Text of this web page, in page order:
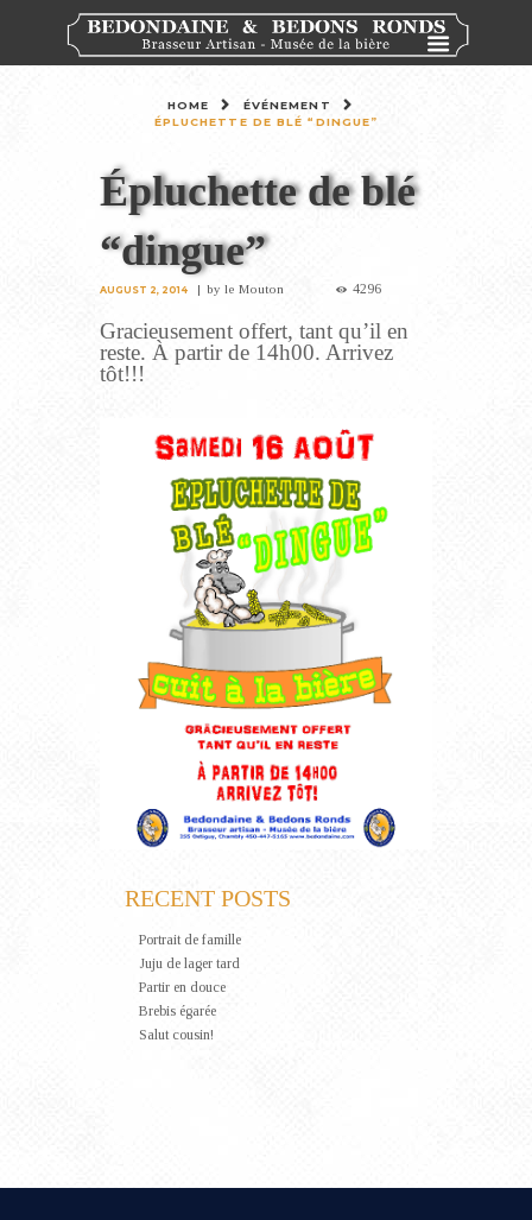
HOME
ÉVÉNEMENT
ÉPLUCHETTE DE BLÉ “DINGUE”
Épluchette de blé
“dingue”
AUGUST 2, 2014 byle Mouton 4296
Gracieusement offert, tant qu’il en
reste. À partir de 14h00. Arrivez
tôt!!!
RECENT POSTS
Portrait de famille
Juju de lager tard
Partir en douce
Brebis égarée
Salut cousin!